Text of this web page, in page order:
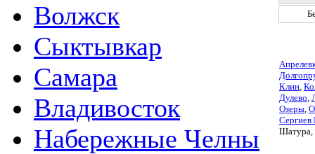
Волжск
Сыктывкар
Самара
Владивосток
Набережные Челны
Клин
Дулево
Озеры
Сергиев
Шатура,